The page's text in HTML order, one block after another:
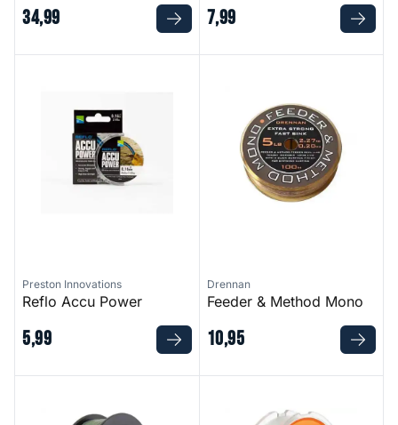
34,99 7,99
Preston Innovations
Reflo Accu Power
5,99
Drennan
Feeder & Method Mono
10,95